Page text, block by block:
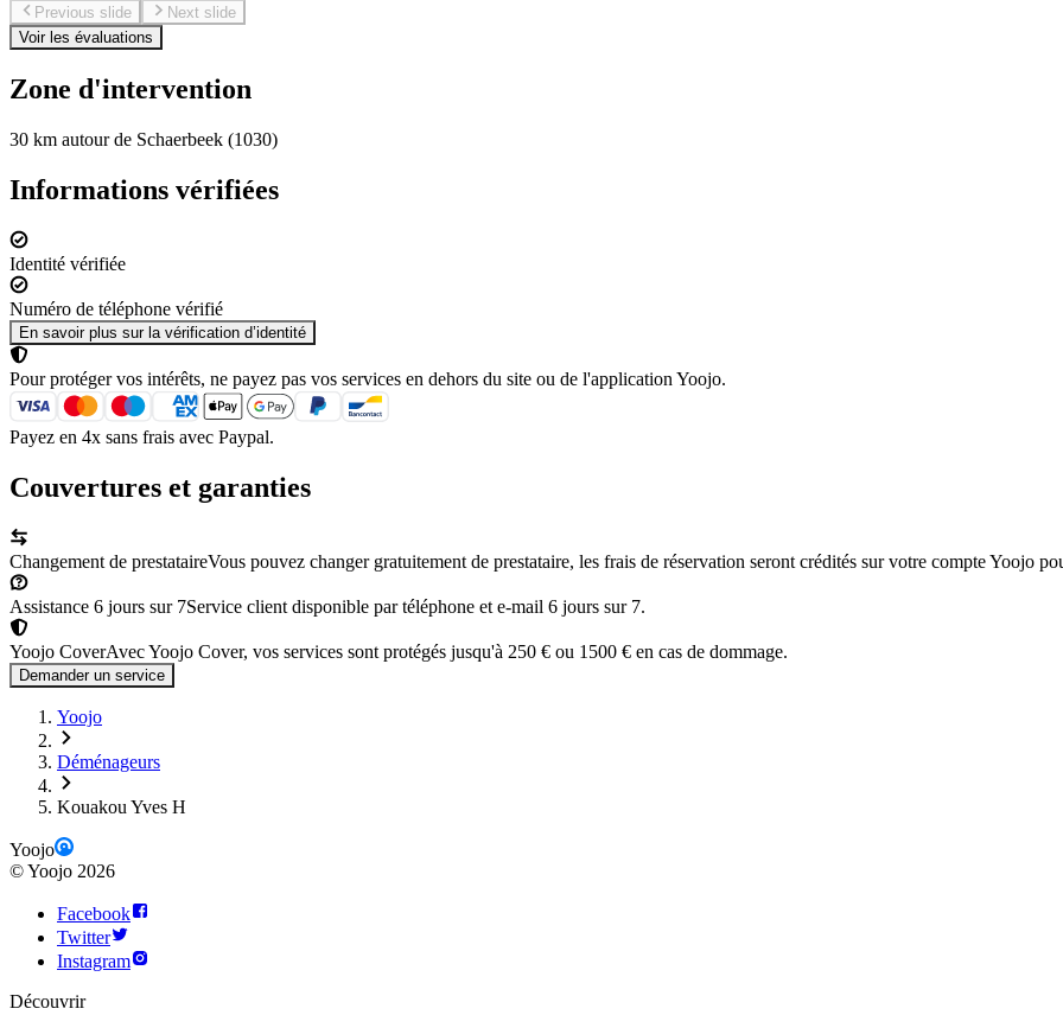
Previous slide
Next slide
Voir les évaluations
Zone d'intervention
30 km autour de Schaerbeek (1030)
Informations vérifiées
Identité vérifiée
Numéro de téléphone vérifié
En savoir plus sur la vérification d’identité
Pour protéger vos intérêts, ne payez pas vos services en dehors du site ou de l'application Yoojo.
Payez en 4x sans frais avec Paypal.
Couvertures et garanties
Changement de prestataireVous pouvez changer gratuitement de prestataire, les frais de réservation seront crédités sur votre compte Yoojo
Assistance 6 jours sur 7Service client disponible par téléphone et e-mail 6 jours sur 7.
Yoojo CoverAvec Yoojo Cover, vos services sont protégés jusqu'à 250 € ou 1500 € en cas de dommage.
Demander un service
Yoojo
Déménageurs
Kouakou Yves H
Yoojo
©Yoojo 2026
Facebook
Twitter
Instagram
Découvrir